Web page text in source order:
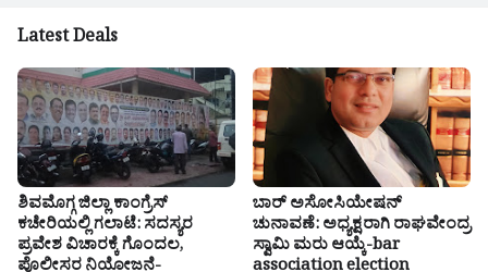
Latest Deals
ಶಿವಮೊಗ್ಗ ಜಿಲ್ಲಾ ಕಾಂಗ್ರೆಸ್
ಕಚೇರಿಯಲ್ಲಿ ಗಲಾಟೆ: ಸದಸ್ಯರ
ಪ್ರವೇಶ ವಿಚಾರಕ್ಕೆ ಗೊಂದಲ,
ಬಾರ್ ಅಸೋಸಿಯೇಷನ್
ಚುನಾವಣೆ: ಅಧ್ಯಕ್ಷರಾಗಿ ರಾಘವೇಂದ್ರ
ಸ್ವಾಮಿ ಮರು ಆಯ್ಕೆ-bar